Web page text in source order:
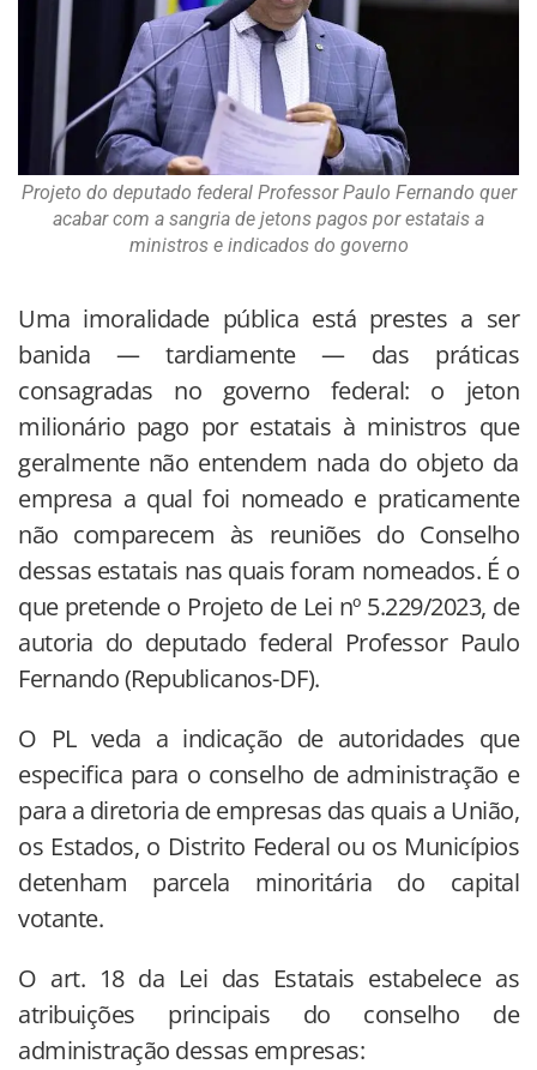
Projeto do deputado federal Professor Paulo Fernando quer
acabar com a sangria de jetons pagos por estatais a
ministros e indicados do governo
Uma imoralidade pública está prestes a ser
banida — tardiamente — das práticas
consagradas no governo federal: o jeton
milionário pago por estatais à ministros que
geralmente não entendem nada do objeto da
empresa a qual foi nomeado e praticamente
não comparecem às reuniões do Conselho
dessas estatais nas quais foram nomeados. É o
que pretende o Projeto de Lei nº 5.229/2023, de
autoria do deputado federal Professor Paulo
Fernando (Republicanos-DF).
O PL veda a indicação de autoridades que
especifica para o conselho de administração e
para a diretoria de empresas das quais a União,
os Estados, o Distrito Federal ou os Municípios
detenham parcela minoritária do capital
votante.
O art. 18 da Lei das Estatais estabelece as
atribuições principais do conselho de
administração dessas empresas: